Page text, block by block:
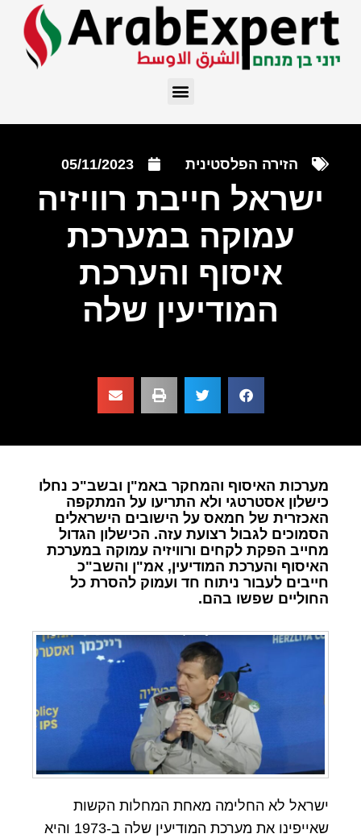
הזירה הפלסטינית 05/11/2023
ישראל חייבת רוויזיה
עמוקה במערכת
איסוף והערכת
המודיעין שלה
מערכות האיסוף והמחקר באמ"ן ובשב"כ נחלו
כישלון אסטרטגי ולא התריעו על המתקפה
האכזרית של חמאס על הישובים הישראלים
הסמוכים לגבול רצועת עזה. הכישלון הגדול
מחייב הפקת לקחים ורוויזיה עמוקה במערכת
האיסוף והערכת המודיעין, אמ"ן והשב"כ
חייבים לעבור ניתוח חד ועמוק להסרת כל
החוליים שפשו בהם.
ישראל לא החלימה מאחת המחלות הקשות
שאייפינו את מערכת המודיעין שלה ב-1973 והיא